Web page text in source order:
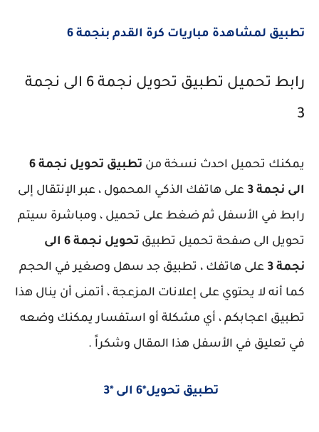
تطبيق لمشاهدة مباريات كرة القدم بنجمة 6
رابط تحميل تطبيق تحويل نجمة 6 الى نجمة
3
يمكنك تحميل احدث نسخة من
تطبيق تحويل نجمة 6
الى نجمة 3
على هاتفك الذكي المحمول ، عبر الإنتقال إلى
رابط في الأسفل ثم ضغط على تحميل ، ومباشرة سيتم
تحويل الى صفحة تحميل تطبيق
تحويل نجمة 6 الى
نجمة 3
على هاتفك ، تطبيق جد سهل وصغير في الحجم
كما أنه لا يحتوي على إعلانات المزعجة ، أتمنى أن ينال هذا
تطبيق اعجابكم ، أي مشكلة أو استفسار يمكنك وضعه
في تعليق في الأسفل هذا المقال وشكراً .
تطبيق تحويل*6 الى *3